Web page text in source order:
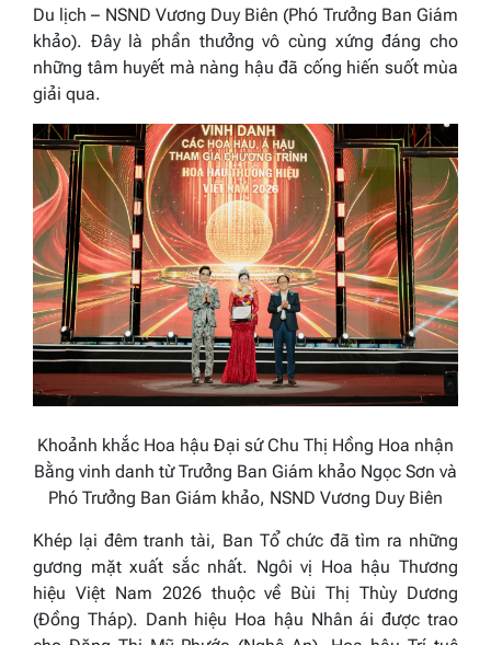
Du lịch – NSND Vương Duy Biên (Phó Trưởng Ban Giám
khảo). Đây là phần thưởng vô cùng xứng đáng cho
những tâm huyết mà nàng hậu đã cống hiến suốt mùa
giải qua.
Khoảnh khắc Hoa hậu Đại sứ Chu Thị Hồng Hoa nhận
Bằng vinh danh từ Trưởng Ban Giám khảo Ngọc Sơn và
Phó Trưởng Ban Giám khảo, NSND Vương Duy Biên
Khép lại đêm tranh tài, Ban Tổ chức đã tìm ra những
gương mặt xuất sắc nhất. Ngôi vị Hoa hậu Thương
hiệu Việt Nam 2026 thuộc về Bùi Thị Thùy Dương
(Đồng Tháp). Danh hiệu Hoa hậu Nhân ái được trao